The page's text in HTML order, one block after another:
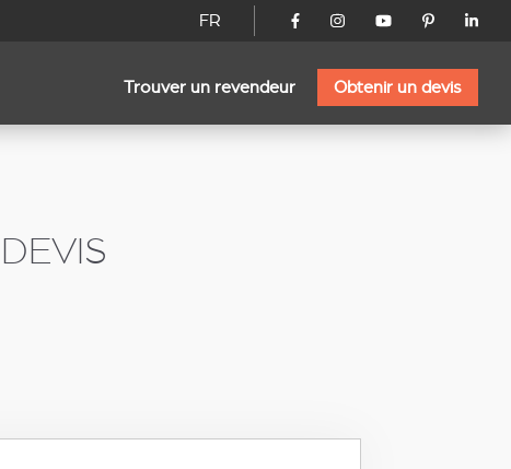
FR
Trouver un revendeur Obtenir un devis